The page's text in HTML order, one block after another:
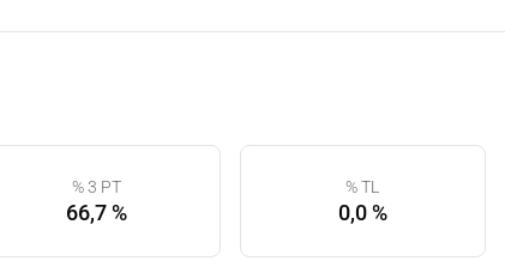
% 3 PT
66,7 %
% TL
0,0 %